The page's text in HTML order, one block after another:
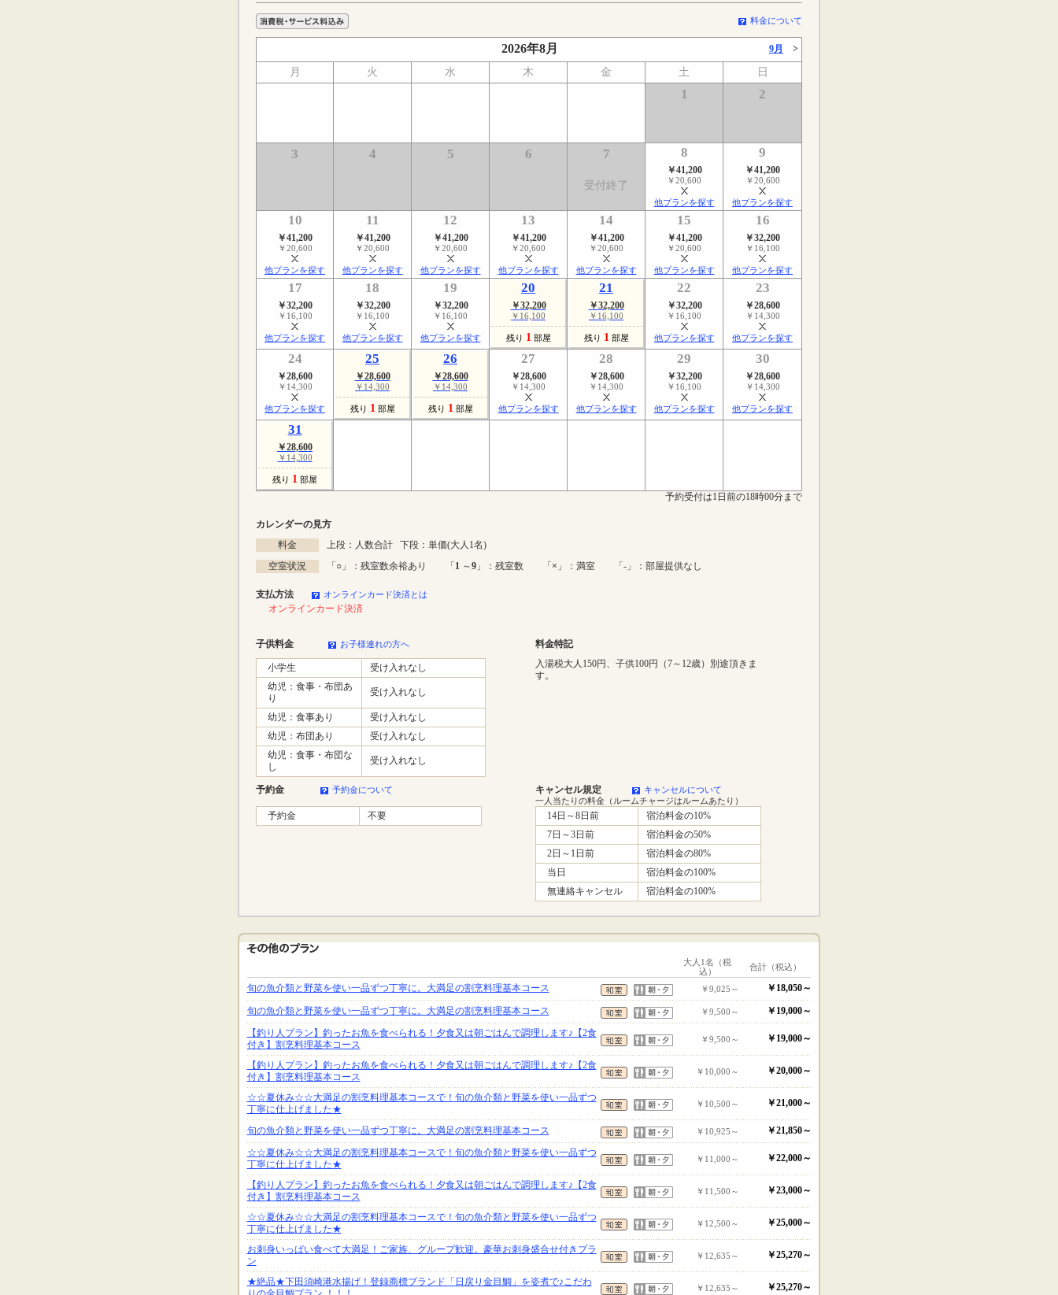
料金について
2026年8月 9月 >
月 火 水 木 金 土 日
1 2
3 4 5 6 7
受付終了
8
￥41,200
￥20,600
他プランを探す
9
￥41,200
￥20,600
他プランを探す
10
￥41,200
￥20,600
他プランを探す
11
￥41,200
￥20,600
他プランを探す
12
￥41,200
￥20,600
他プランを探す
13
￥41,200
￥20,600
他プランを探す
14
￥41,200
￥20,600
他プランを探す
15
￥41,200
￥20,600
他プランを探す
16
￥32,200
￥16,100
他プランを探す
17
￥32,200
￥16,100
他プランを探す
18
￥32,200
￥16,100
他プランを探す
19
￥32,200
￥16,100
他プランを探す
20
￥32,200
￥16,100
残り 1 部屋
21
￥32,200
￥16,100
残り 1 部屋
22
￥32,200
￥16,100
他プランを探す
23
￥28,600
￥14,300
他プランを探す
24
￥28,600
￥14,300
他プランを探す
25
￥28,600
￥14,300
残り 1 部屋
26
￥28,600
￥14,300
残り 1 部屋
27
￥28,600
￥14,300
他プランを探す
28
￥28,600
￥14,300
他プランを探す
29
￥32,200
￥16,100
他プランを探す
30
￥28,600
￥14,300
他プランを探す
31
￥28,600
￥14,300
残り 1 部屋
予約受付は1日前の18時00分まで
カレンダーの見方
料金
上段：人数合計 下段：単価(大人1名)
空室状況
「○ 」：残室数余裕あり 「1 ～9 」：残室数 「× 」：満室 「-」：部屋提供なし
支払方法 オンラインカード決済とは
オンラインカード決済
子供料金 お子様連れの方へ 料金特記
小学生
受け入れなし
幼児：食事・布団あ
り
受け入れなし
幼児：食事あり
受け入れなし
幼児：布団あり
受け入れなし
幼児：食事・布団な
し
受け入れなし
入湯税大人150円、子供100円（7～12歳）別途頂きま
す。
予約金 予約金について キャンセル規定
キャンセルについて
一人当たりの料金（ルームチャージはルームあたり）
予約金 不要 14日～8日前
宿泊料金の10%
7日～3日前
宿泊料金の50%
2日～1日前
宿泊料金の80%
当日
宿泊料金の100%
無連絡キャンセル
宿泊料金の100%
大人1名（税
込）
合計（税込）
旬の魚介類と野菜を使い一品ずつ丁寧に。大満足の割烹料理基本コース ￥9,025～ ￥18,050～
旬の魚介類と野菜を使い一品ずつ丁寧に。大満足の割烹料理基本コース ￥9,500～
￥19,000～
【釣り人プラン】釣ったお魚を食べられる！夕食又は朝ごはんで調理します♪【2食
付き】割烹料理基本コース
￥9,500～ ￥19,000～
【釣り人プラン】釣ったお魚を食べられる！夕食又は朝ごはんで調理します♪【2食
付き】割烹料理基本コース
￥10,000～ ￥20,000～
☆☆夏休み☆☆大満足の割烹料理基本コースで！旬の魚介類と野菜を使い一品ずつ
丁寧に仕上げました★
￥10,500～ ￥21,000～
旬の魚介類と野菜を使い一品ずつ丁寧に。大満足の割烹料理基本コース ￥10,925～
￥21,850～
☆☆夏休み☆☆大満足の割烹料理基本コースで！旬の魚介類と野菜を使い一品ずつ
丁寧に仕上げました★
￥11,000～ ￥22,000～
【釣り人プラン】釣ったお魚を食べられる！夕食又は朝ごはんで調理します♪【2食
付き】割烹料理基本コース
￥11,500～ ￥23,000～
☆☆夏休み☆☆大満足の割烹料理基本コースで！旬の魚介類と野菜を使い一品ずつ
丁寧に仕上げました★
￥12,500～ ￥25,000～
お刺身いっぱい食べて大満足！ご家族、グループ歓迎。豪華お刺身盛合せ付きプラ
ン
￥12,635～ ￥25,270～
★絶品★下田須崎港水揚げ！登録商標ブランド「日戻り金目鯛」を姿煮で♪こだわ
￥12,635～ ￥25,270～